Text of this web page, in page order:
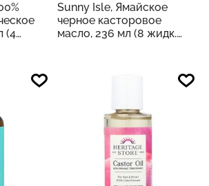
(4
Sunny Isle, Ямайское
черное касторовое
масло, 236 мл (8 жидк.